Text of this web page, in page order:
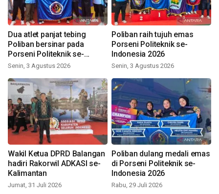
Dua atlet panjat tebing
Poliban bersinar pada
Porseni Politeknik se-
Indonesia 2026
Senin, 3 Agustus 2026
Poliban raih tujuh emas
Porseni Politeknik se-
Indonesia 2026
Senin, 3 Agustus 2026
Wakil Ketua DPRD Balangan
hadiri Rakorwil ADKASI se-
Kalimantan
Jumat, 31 Juli 2026
Poliban dulang medali emas
di Porseni Politeknik se-
Indonesia 2026
Rabu, 29 Juli 2026